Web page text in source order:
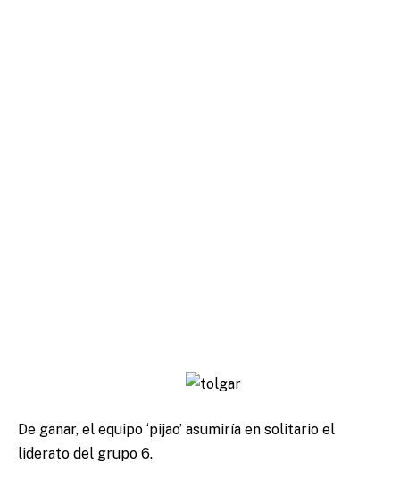
De ganar, el equipo ‘pijao’ asumiría en solitario el
liderato del grupo 6.